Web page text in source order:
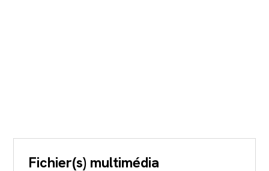
Fichier(s) multimédia